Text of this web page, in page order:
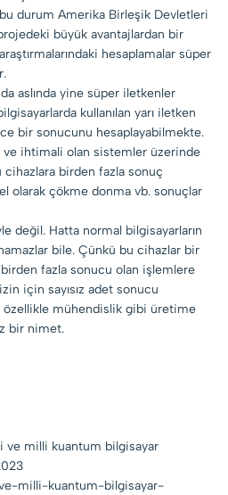
durum Amerika Birleşik Devletleri
projedeki büyük avantajlardan bir
hesaplamalar süper
aslında yine süper iletkenler
kullanılan yarı iletken
bir sonucunu hesaplayabilmekte.
ihtimali olan sistemler üzerinde
cihazlara birden fazla sonuç
olarak çökme donma vb. sonuçlar
değil. Hatta normal bilgisayarların
bile. Çünkü bu cihazlar bir
fazla sonucu olan işlemlere
için sayısız adet sonucu
özellikle mühendislik gibi üretime
bir nimet.
ve milli kuantum bilgisayar
milli-kuantum-bilgisayar-